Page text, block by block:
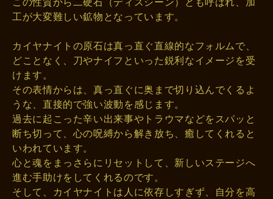
工が大変難しい鉱物となっています。
カイヤナイトの原石は真っ直ぐ直線的なフォルムで、
どことなく、刀やナイフといった鋭利なイメージを受
けます。
その表情からは、真っ直ぐに奥まで切り込んでくるよ
うな、直接的で強い波動を感じます。
過去に起こった辛い出来事やトラウマなどをスパッと
断ち切って、心の呪縛から解き放ち、癒してくれると
いわれています。
心と魂をまっさらにリセットして、新しいステージへ
進む手助けをしてくれるのです。
そして、カイヤナイトは人に依存しすぎず、自分を高